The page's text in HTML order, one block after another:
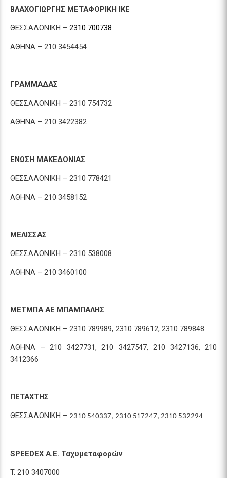
ΒΛΑΧΟΓΙΩΡΓΗΣ ΜΕΤΑΦΟΡΙΚΗ ΙΚΕ
ΘΕΣΣΑΛΟΝΙΚΗ – 2310 700738
ΑΘΗΝΑ – 210 3454454
ΓΡΑΜΜΑΔΑΣ
ΘΕΣΣΑΛΟΝΙΚΗ – 2310 754732
ΑΘΗΝΑ – 210 3422382
ΕΝΩΣΗ ΜΑΚΕΔΟΝΙΑΣ
ΘΕΣΣΑΛΟΝΙΚΗ – 2310 778421
ΑΘΗΝΑ – 210 3458152
ΜΕΛΙΣΣΑΣ
ΘΕΣΣΑΛΟΝΙΚΗ – 2310 538008
ΑΘΗΝΑ – 210 3460100
ΜΕΤΜΠΑ ΑΕ ΜΠΑΜΠΑΛΗΣ
ΘΕΣΣΑΛΟΝΙΚΗ – 2310 789989, 2310 789612, 2310 789848
ΑΘΗΝΑ – 210 3427731, 210 3427547, 210 3427136, 210
3412366
ΠΕΤΑΧΤΗΣ
ΘΕΣΣΑΛΟΝΙΚΗ – 2310 540337, 2310 517247, 2310 532294
SPEEDEX A.E. Ταχυμεταφορών
T. 210 3407000